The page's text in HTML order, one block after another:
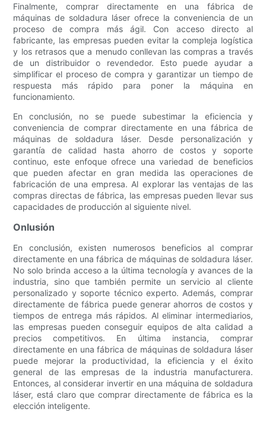
Finalmente, comprar directamente en una fábrica de
máquinas de soldadura láser ofrece la conveniencia de un
proceso de compra más ágil. Con acceso directo al
fabricante, las empresas pueden evitar la compleja logística
y los retrasos que a menudo conllevan las compras a través
de un distribuidor o revendedor. Esto puede ayudar a
simplificar el proceso de compra y garantizar un tiempo de
respuesta más rápido para poner la máquina en
funcionamiento.
En conclusión, no se puede subestimar la eficiencia y
conveniencia de comprar directamente en una fábrica de
máquinas de soldadura láser. Desde personalización y
garantía de calidad hasta ahorro de costos y soporte
continuo, este enfoque ofrece una variedad de beneficios
que pueden afectar en gran medida las operaciones de
fabricación de una empresa. Al explorar las ventajas de las
compras directas de fábrica, las empresas pueden llevar sus
capacidades de producción al siguiente nivel.
Onlusión
En conclusión, existen numerosos beneficios al comprar
directamente en una fábrica de máquinas de soldadura láser.
No solo brinda acceso a la última tecnología y avances de la
industria, sino que también permite un servicio al cliente
personalizado y soporte técnico experto. Además, comprar
directamente de fábrica puede generar ahorros de costos y
tiempos de entrega más rápidos. Al eliminar intermediarios,
las empresas pueden conseguir equipos de alta calidad a
precios competitivos. En última instancia, comprar
directamente en una fábrica de máquinas de soldadura láser
puede mejorar la productividad, la eficiencia y el éxito
general de las empresas de la industria manufacturera.
Entonces, al considerar invertir en una máquina de soldadura
láser, está claro que comprar directamente de fábrica es la
elección inteligente.